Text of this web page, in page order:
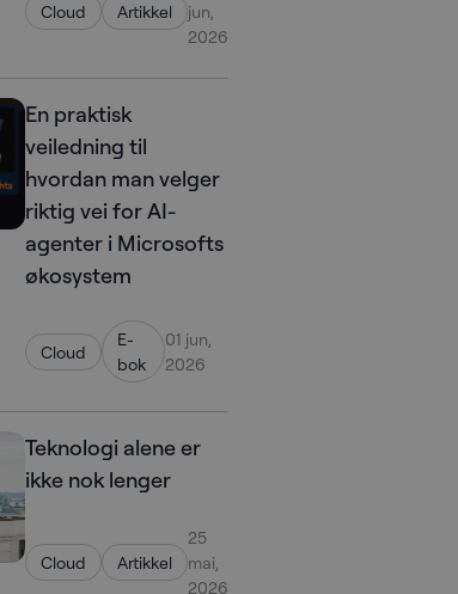
Cloud Artikkel
jun,
2026
En praktisk
veiledning til
hvordan man velger
riktig vei for AI-
agenter i Microsofts
økosystem
Cloud
E-
bok
01 jun,
2026
Teknologi alene er
ikke nok lenger
Cloud Artikkel
25
mai,
2026